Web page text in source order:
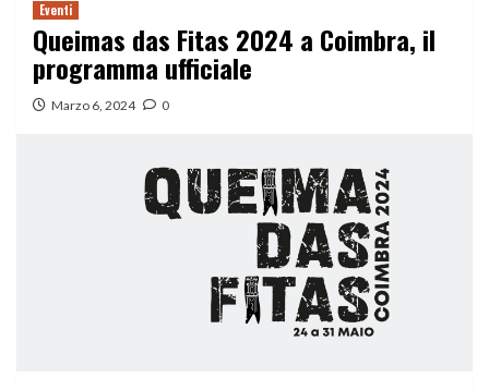
Eventi
Queimas das Fitas 2024 a Coimbra, il
programma ufficiale
Marzo 6, 2024 0